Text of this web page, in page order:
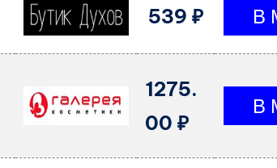
539 ₽
1275.
00 ₽